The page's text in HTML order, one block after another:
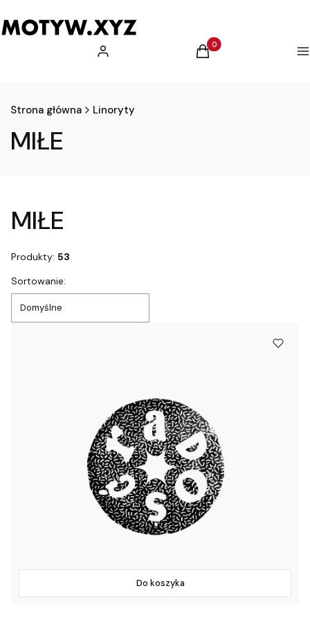
Zaloguj się Produkty w koszyku: 0.
Koszyk
Strona główna Linoryty
MIŁE
MIŁE
Produkty: 53
Lista produktów
Sortowanie:
Domyślne
Do koszyka